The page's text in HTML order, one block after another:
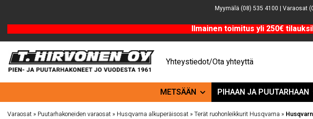
Myymälä (08) 535 4100 | Varaosat
Ilmainen toimitus yli 250€
Yhteystiedot/Ota yhteyttä
METSÄÄN PIHAAN JA PUUTARHAAN
Varaosat » Puutarhakoneiden varaosat » Husqvarna alkuperäisosat »Terät ruohonleikkurit Husqvarna »